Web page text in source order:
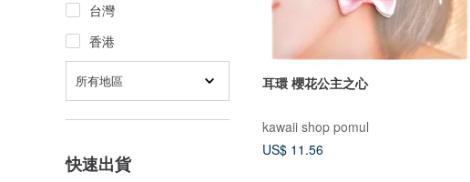
台灣
香港
所有地區
快速出貨
耳環 櫻花公主之心
kawaii shop pomul
US$ 11.56